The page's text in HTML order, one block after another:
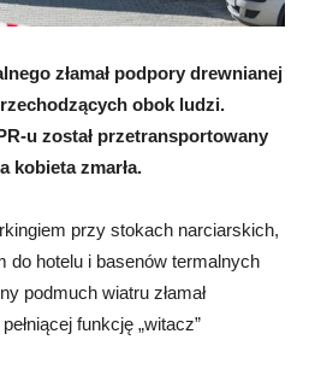
złamał podpory drewnianej
obok ludzi.
u został przetransportowany
kobieta zmarła.
przy stokach narciarskich,
do hotelu i basenów termalnych
podmuch wiatru złamał
funkcję „witacz”